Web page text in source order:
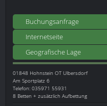
Buchungsanfrage
Internetseite
Geografische Lage
01848 Hohnstein OT Ulbersdorf
Am Sportplatz 6
Telefon: 035971 55931
8 Betten + zusätzlich Aufbettung